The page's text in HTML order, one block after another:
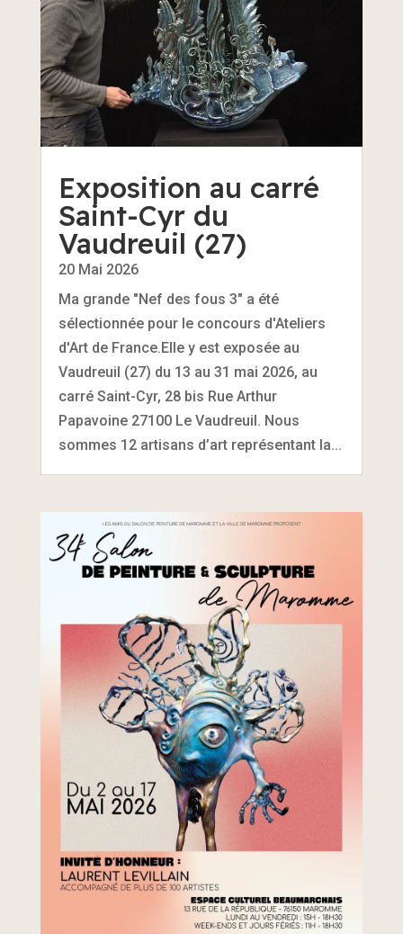
Exposition au carré
Saint-Cyr du
Vaudreuil (27)
20 Mai 2026
Ma grande "Nef des fous 3" a été
sélectionnée pour le concours d'Ateliers
d'Art de France.Elle y est exposée au
Vaudreuil (27) du 13 au 31 mai 2026, au
carré Saint-Cyr, 28 bis Rue Arthur
Papavoine 27100 Le Vaudreuil. Nous
sommes 12 artisans d’art représentant la...